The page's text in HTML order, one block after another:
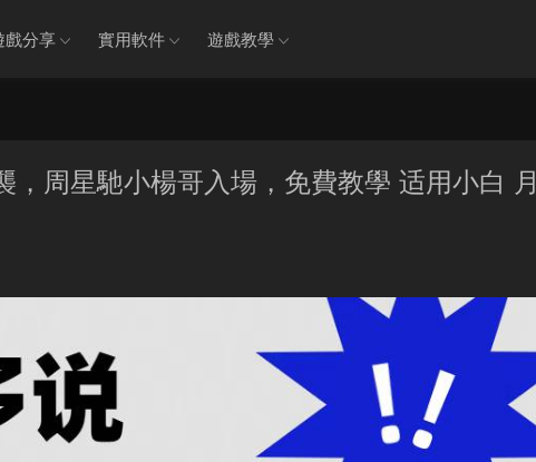
戲分享 實用軟件 遊戲教學
周星馳小楊哥入場，免費教學 适用小白 月